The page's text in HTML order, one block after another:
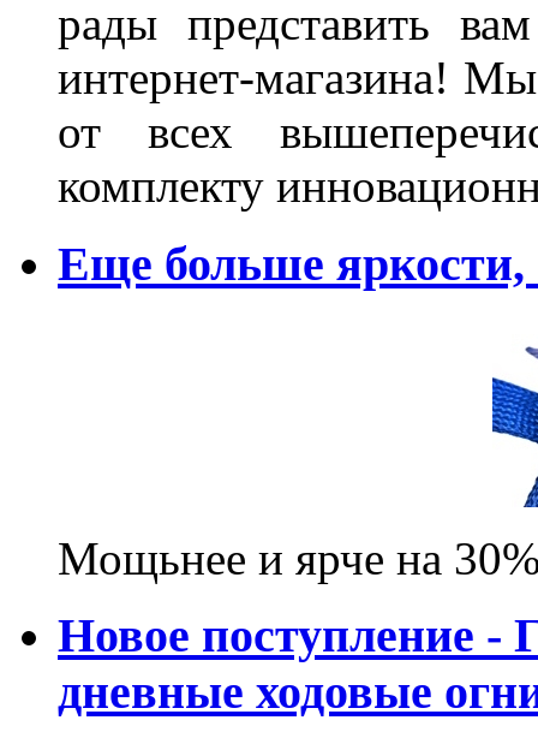
рады представить
интернет-магазина!
от всех
комплекту
Еще больше
Мощьнее и ярче на
Новое поступление -
дневные ходовые